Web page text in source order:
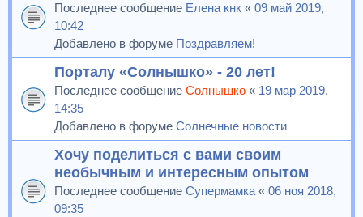
Последнее сообщение Елена кнк « 09 май 2019,
10:42
Добавлено в форуме Поздравляем!
Порталу «Солнышко» - 20 лет!
Последнее сообщение Солнышко « 19 мар 2019,
14:35
Добавлено в форуме Солнечные новости
Хочу поделиться с вами своим
необычным и интересным опытом
Последнее сообщение Супермамка « 06 ноя 2018,
09:35